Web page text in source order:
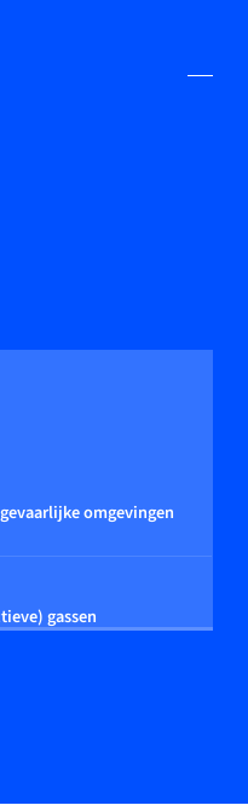
omgevingen
gassen